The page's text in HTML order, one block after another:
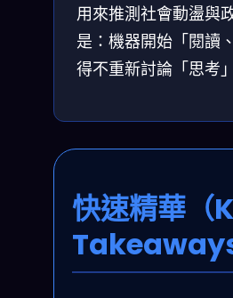
用來推測社會動盪與
是：機器開始「閱讀
得不重新討論「思考
快速精華（
Takeaways